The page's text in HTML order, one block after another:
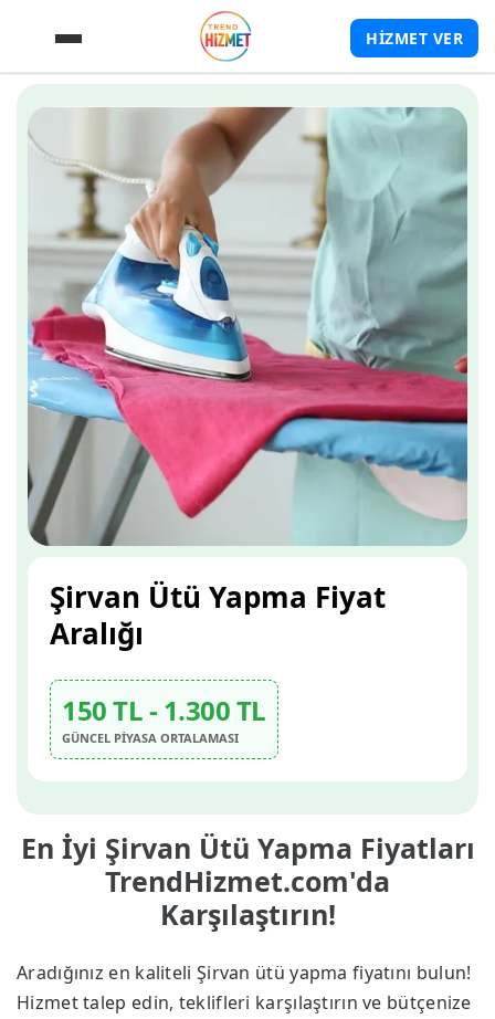
HİZMET VER
En İyi Şirvan Ütü Yapma Fiyatları
TrendHizmet.com'da
Karşılaştırın!
Aradığınız en kaliteli Şirvan ütü yapma fiyatını bulun!
Hizmet talep edin, teklifleri karşılaştırın ve bütçenize
Şirvan Ütü Yapma Fiyat
Aralığı
150 TL - 1.300 TL
GÜNCEL PİYASA ORTALAMASI